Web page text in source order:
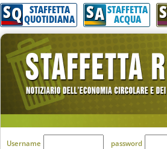
Attenzione! Esegui l'accesso per lèggere
SQ STAFFETTA
QUOTIDIANA SA STAFFETTA
ACQUA S
'Modulo Login per
Username password